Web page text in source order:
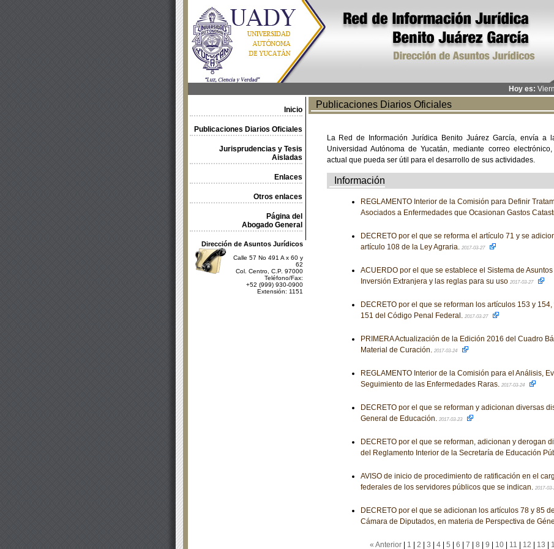
Hoy es:
Inicio
Publicaciones Diarios Oficiales
Jurisprudencias y Tesis
Aisladas
Enlaces
Otros enlaces
Página del
Abogado General
Dirección de Asuntos Jurídicos
Calle 57 No 491 A x 60 y
62
Col. Centro, C.P. 97000
Teléfono/Fax:
+52 (999) 930-0900
Extensión: 1151
Publicaciones Diarios Oficiales
La Red de Información Jurídica Benito Juárez García, envía a
Universidad Autónoma de Yucatán, mediante correo
actual que pueda ser útil para el desarrollo de sus actividades.
Información
REGLAMENTO Interior de la Comisión para Definir
Asociados a Enfermedades que Ocasionan Gastos
DECRETO por el que se reforma el artículo 71 y se
artículo 108 de la Ley Agraria. 2017-03-27
ACUERDO por el que se establece el Sistema de
Inversión Extranjera y las reglas para su uso 2017-03-27
DECRETO por el que se reforman los artículos 153 y
151 del Código Penal Federal. 2017-03-27
PRIMERA Actualización de la Edición 2016 del Cuadro
Material de Curación. 2017-03-24
REGLAMENTO Interior de la Comisión para el Análisis,
Seguimiento de las Enfermedades Raras. 2017-03-24
DECRETO por el que se reforman y adicionan diversas
General de Educación. 2017-03-23
DECRETO por el que se reforman, adicionan y derogan
del Reglamento Interior de la Secretaría de Educación
AVISO de inicio de procedimiento de ratificación en el
federales de los servidores públicos que se indican. 2017-
DECRETO por el que se adicionan los artículos 78 y 85
Cámara de Diputados, en materia de Perspectiva de
« Anterior| 1 2 3 4| 5 6 7 8 9 10| 11 12 13